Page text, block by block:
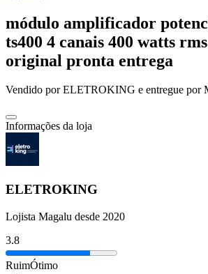
módulo amplificador
ts400 4 canais 400 watts
original pronta entrega
Vendido porELETROKING e entregue por
Informações da loja
ELETROKING
Lojista Magalu desde 2020
3.8
RuimÓtimo